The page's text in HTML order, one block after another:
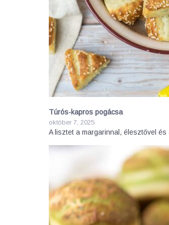
Túrós-kapros pogácsa
október 7, 2025
A lisztet a margarinnal, élesztővel